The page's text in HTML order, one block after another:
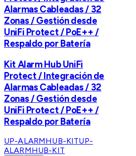
Alarmas Cableadas / 32
Zonas / Gestión desde
UniFi Protect / PoE++ /
Respaldo por Batería
Kit Alarm Hub UniFi
Protect / Integración de
Alarmas Cableadas / 32
Zonas / Gestión desde
UniFi Protect / PoE++ /
Respaldo por Batería
UP-ALARMHUB-KITUP-
ALARMHUB-KIT